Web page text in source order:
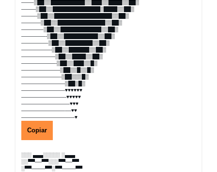
——–▒██▒▒██████████▒▒███▒▒████▒▒██▒
———▒██▒▒██████████████▒████▒▒██▒
———-▒██▒▒█████████████████▒▒██▒
————▒██▒▒██████████████▒▒██▒
————–▒██▒▒████████████▒▒██▒
—————-▒██▒▒██████████▒▒██▒
—————–▒██▒▒████████▒▒██▒
——————-▒██▒▒██████▒▒██▒
———————▒██▒▒████▒▒██▒
———————-▒██▒▒███▒▒█▒
————————▒██▒▒█▒▒█▒
————————-▒██▒▒▒█▒
—————————▒██▒█▒
—————————♥♥♥♥♥♥
—————————-♥♥♥♥♥
——————————♥♥♥
—————————-—♥♥
———————————♥
Copiar
░░░ ▄▄▄░░░░░ ░▄▄▄
░░▀▀──▀▀░░░▀▀──▀▀
░▀▀────▀▀░▀▀────▀▀